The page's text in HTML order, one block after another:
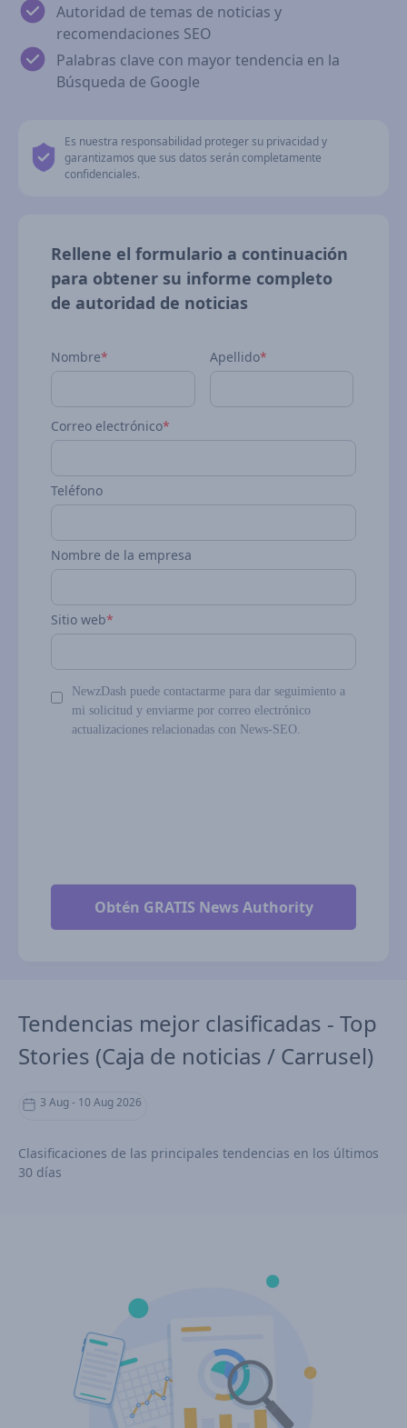
Autoridad de temas de noticias y
recomendaciones SEO
Palabras clave con mayor tendencia en la
Búsqueda de Google
Es nuestra responsabilidad proteger su privacidad y
garantizamos que sus datos serán completamente
confidenciales.
Rellene el formulario a continuación
para obtener su informe completo
de autoridad de noticias
Nombre* Apellido*
Correo electrónico*
Teléfono
Nombre de la empresa
Sitio web*
NewzDash puede contactarme para dar seguimiento a
mi solicitud y enviarme por correo electrónico
actualizaciones relacionadas con News-SEO.
Tendencias mejor clasificadas - Top
Stories (Caja de noticias / Carrusel)
3 Aug - 10 Aug 2026
Clasificaciones de las principales tendencias en los últimos
30 días